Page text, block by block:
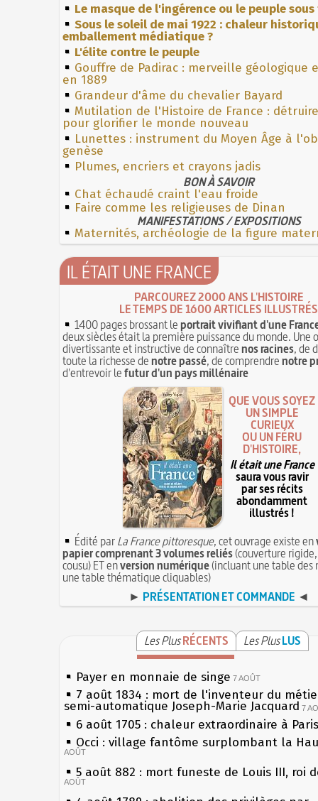
Le masque de l'ingérence ou le peuple
Sous le soleil de mai 1922 : chaleur
emballement médiatique ?
L'élite contre le peuple
Gouffre de Padirac : merveille géologique
en 1889
Grandeur d'âme du chevalier Bayard
Mutilation de l'Histoire de France :
pour glorifier le monde nouveau
Lunettes : instrument du Moyen Âge à
genèse
Plumes, encriers et crayons jadis
BON À SAVOIR
Chat échaudé craint l'eau froide
Faire comme les religieuses de Dinan
MANIFESTATIONS / EXPOSITIONS
Maternités, archéologie de la figure
IL ÉTAIT UNE FRANCE
PARCOUREZ 2000 ANS L'HISTOIRE
LE TEMPS DE 1600 ARTICLES ILLUSTRÉS
1400 pages brossant leportrait vivifiant d'une
deux siècles était la première puissance du monde. Une
divertissante et instructive de connaîtrenos racines, de
toute la richesse denotre passé, de comprendrenotre
d'entrevoir lefutur d'un pays millénaire
QUE VOUS SOYEZ
UN SIMPLE
CURIEUX
OU UN FÉRU
D'HISTOIRE,
Il était une France
saura vous ravir
par ses récits
abondamment
illustrés !
Édité parLa France pittoresque, cet ouvrage existe en
papier comprenant 3 volumes reliés(couverture
cousu) ET enversion numérique(incluant une table des
une table thématique cliquables)
► PRÉSENTATION ET COMMANDE ◄
Les PlusRÉCENTS Les PlusLUS
Payer en monnaie de singe 7 AOÛT
7 août 1834 : mort de l'inventeur du
semi-automatique Joseph-Marie Jacquard 7
6 août 1705 : chaleur extraordinaire à Paris
Occi : village fantôme surplombant la
AOÛT
5 août 882 : mort funeste de Louis III, roi
AOÛT